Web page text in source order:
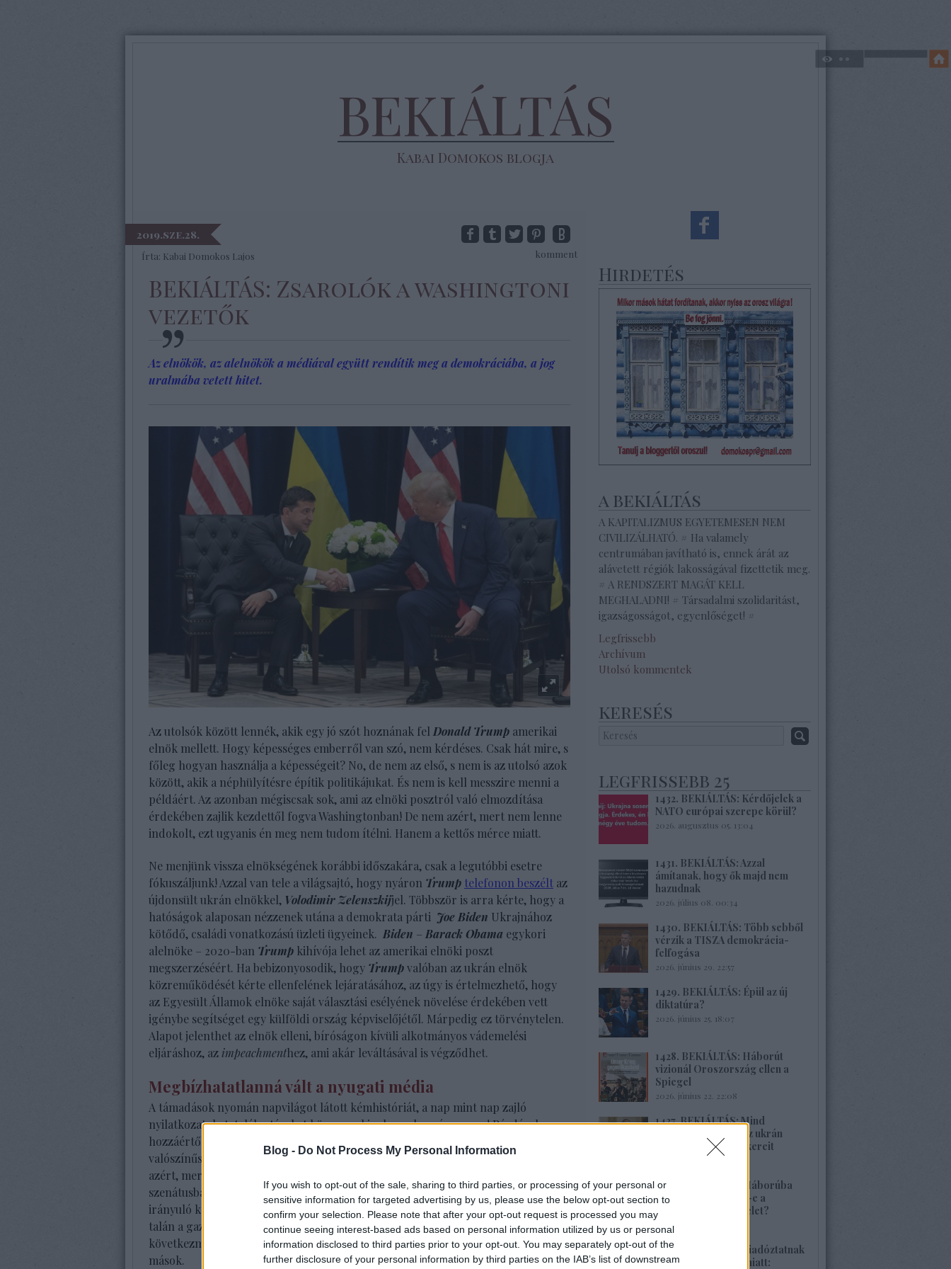
Blog - Do Not Process My Personal Information
If you wish to opt-out of the sale, sharing to third parties, or processing of your personal or
sensitive information for targeted advertising by us, please use the below opt-out section to
confirm your selection. Please note that after your opt-out request is processed you may
continue seeing interest-based ads based on personal information utilized by us or personal
information disclosed to third parties prior to your opt-out. You may separately opt-out of the
further disclosure of your personal information by third parties on the IAB’s list of downstream
BEKIÁLTÁS
Kabai Domokos blogja
2019.sze.28.
Írta: Kabai Domokos Lajos komment
BEKIÁLTÁS: Zsarolók a washingtoni
vezetők
Az elnökök, az alelnökök a médiával együtt rendítik meg a demokráciába, a jog
uralmába vetett hitet.
Az utolsók között lennék, akik egy jó szót hoznának fel Donald Trump amerikai
elnök mellett. Hogy képességes emberről van szó, nem kérdéses. Csak hát mire, s
főleg hogyan használja a képességeit? No, de nem az első, s nem is az utolsó azok
között, akik a néphülyítésre építik politikájukat. És nem is kell messzire menni a
példáért. Az azonban mégiscsak sok, ami az elnöki posztról való elmozdítása
érdekében zajlik kezdettől fogva Washingtonban! De nem azért, mert nem lenne
indokolt, ezt ugyanis én meg nem tudom ítélni. Hanem a kettős mérce miatt.
Ne menjünk vissza elnökségének korábbi időszakára, csak a legutóbbi esetre
fókuszáljunk! Azzal van tele a világsajtó, hogy nyáron Trump telefonon beszélt az
újdonsült ukrán elnökkel, Volodimir Zelenszkijjel. Többször is arra kérte, hogy a
hatóságok alaposan nézzenek utána a demokrata párti Joe Biden Ukrajnához
kötődő, családi vonatkozású üzleti ügyeinek. Biden – Barack Obama egykori
alelnöke – 2020-ban Trump kihívója lehet az amerikai elnöki poszt
megszerzéséért. Ha bebizonyosodik, hogy Trumpvalóban az ukrán elnök
közreműködését kérte ellenfelének lejáratásához, az úgy is értelmezhető, hogy
az Egyesült Államok elnöke saját választási esélyének növelése érdekében vett
igénybe segítséget egy külföldi ország képviselőjétől. Márpedig ez törvénytelen.
Alapot jelenthet az elnök elleni, bíróságon kívüli alkotmányos vádemelési
eljáráshoz, azimpeachmenthez, ami akár leváltásával is végződhet.
Megbízhatatlanná vált a nyugati média
A támadások nyomán napvilágot látott kémhistóriát, a nap mint nap zajló
nyilatkozatokat, találgatásokat kövesse, akinek van hozzá gyomra! Ráadásul,
hozzáértők szerint, ennek az ügynek is nagyobb lesz a füstje mint a lángja: nagy
valószínűséggel
Trumpmost is megússza, amint megúszott már mást is. Egyrészt
azért, mert rendkívül bonyolult és hosszadalmas az eljárás, másrészt, mert a
szenátusban pártjának többsége van, s ott biztosan megbukik az elmozdítására
irányuló kezdeményezés. Az ügy persze összekuszálja az amerikai közéletet, s
talán a gazdaságra is kihat, és a világban tovagyűrűző hatásának beláthatatlan
következményei lehetnek. De ezért még nem írnék az ügyről, mert ezt megteszik
mások.
Hirdetés
a bekiáltás
A KAPITALIZMUS EGYETEMESEN NEM
CIVILIZÁLHATÓ. # Ha valamely
centrumában javítható is, ennek árát az
alávetett régiók lakosságával fizettetik meg.
# A RENDSZERT MAGÁT KELL
MEGHALADNI! # Társadalmi szolidaritást,
igazságosságot, egyenlőséget! #
Legfrissebb
Archívum
Utolsó kommentek
keresés
legfrissebb 25
1432. BEKIÁLTÁS: Kérdőjelek a
NATO európai szerepe körül?
2026. augusztus 05. 13:04
1431. BEKIÁLTÁS: Azzal
ámítanak, hogy ők majd nem
hazudnak
2026. július 08. 00:34
1430. BEKIÁLTÁS: Több sebből
vérzik a TISZA demokrácia-
felfogása
2026. június 29. 22:57
1429. BEKIÁLTÁS: Épül az új
diktatúra?
2026. június 25. 18:07
1428. BEKIÁLTÁS: Háborút
vizionál Oroszország ellen a
Spiegel
2026. június 22. 22:08
1427. BEKIÁLTÁS: Mind
nehezebb leplezni az ukrán
rezsim fasiszta gyökereit
1426. BEKIÁLTÁS: Háborúba
vagy békébe fordul-e a
különleges hadművelet?
2026. június 04. 18:42
1425. BEKIÁLTÁS: Riadóztatnak
az ukrán-fasizmus miatt: